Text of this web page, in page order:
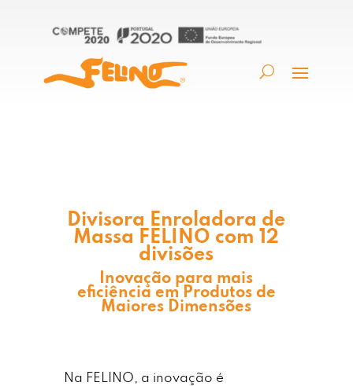
Divisora Enroladora de
Massa FELINO com 12
divisões
Inovação para mais
eficiência em Produtos de
Maiores Dimensões
Na FELINO, a inovação é